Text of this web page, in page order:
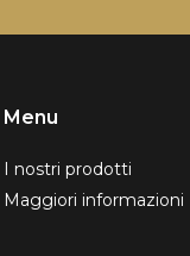
Menu
I nostri prodotti
Maggiori informazioni